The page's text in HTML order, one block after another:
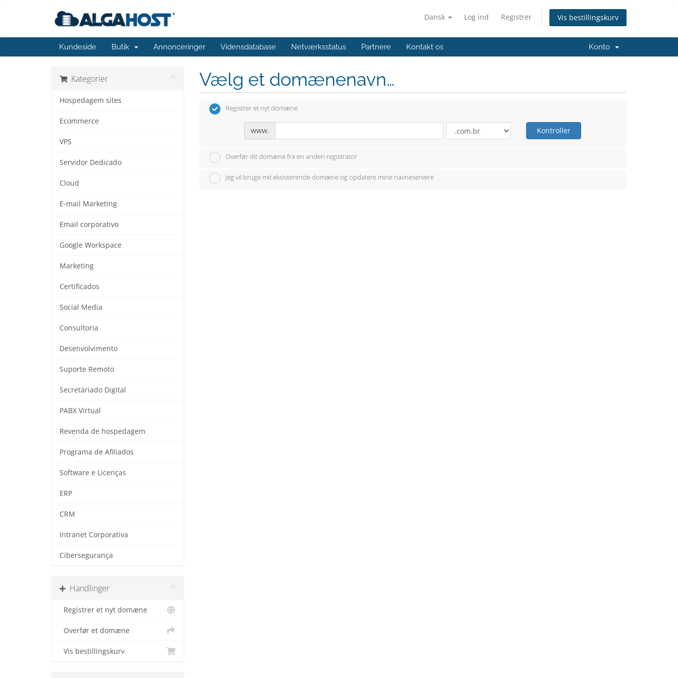
Dansk Log ind Registrer Vis bestillingskurv
Kundeside Butik Annonceringer Vidensdatabase Netværksstatus Partnere Kontakt os Konto
Kategorier
Hospedagem sites
Ecommerce
VPS
Servidor Dedicado
Cloud
E-mail Marketing
Email corporativo
Google Workspace
Marketing
Certificados
Social Media
Consultoria
Desenvolvimento
Suporte Remoto
Secretáriado Digital
PABX Virtual
Revenda de hospedagem
Programa de Afiliados
Software e Licenças
ERP
CRM
Intranet Corporativa
Cibersegurança
Handlinger
Registrer et nyt domæne
Overfør et domæne
Vis bestillingskurv
Vælg et domænenavn…
Registrer et nyt domæne
www. Kontroller
Overfør dit domæne fra en anden registrator
Jeg vil bruge mit eksisterende domæne og opdatere mine navneservere